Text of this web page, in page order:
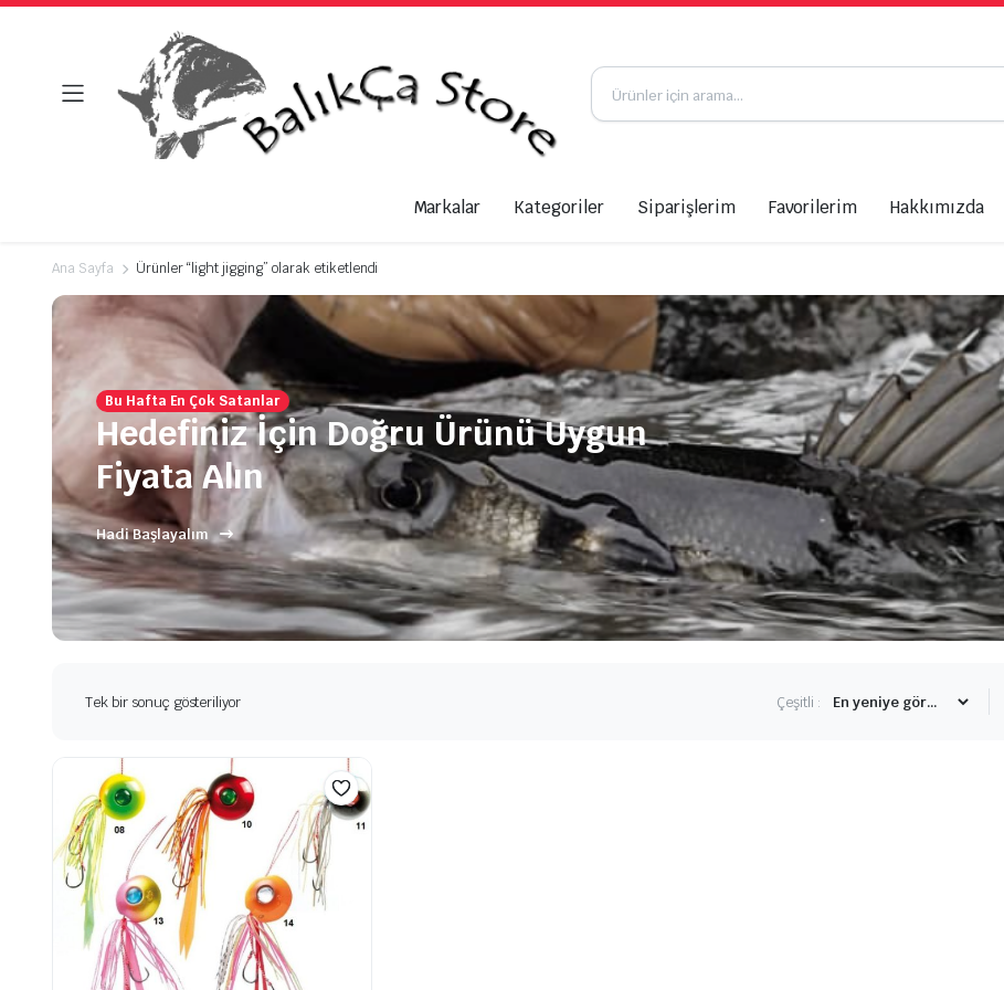
Markalar Kategoriler Siparişlerim Favorilerim Hakkımızda
Ana Sayfa Ürünler “light jigging” olarak etiketlendi
Bu Hafta En Çok Satanlar
Hedefiniz İçin Doğru Ürünü Uygun
Fiyata Alın
Hadi Başlayalım
Tek bir sonuç gösteriliyor Çeşitli :